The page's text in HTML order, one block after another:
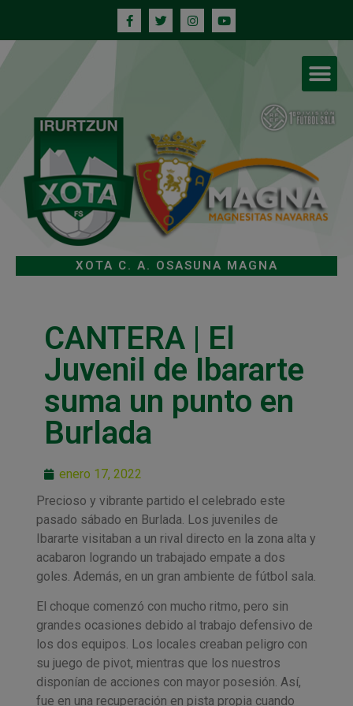
XOTA C. A. OSASUNA MAGNA
CANTERA | El
Juvenil de Ibararte
suma un punto en
Burlada
enero 17, 2022
Precioso y vibrante partido el celebrado este
pasado sábado en Burlada. Los juveniles de
Ibararte visitaban a un rival directo en la zona alta y
acabaron logrando un trabajado empate a dos
goles. Además, en un gran ambiente de fútbol sala.
El choque comenzó con mucho ritmo, pero sin
grandes ocasiones debido al trabajo defensivo de
los dos equipos. Los locales creaban peligro con
su juego de pivot, mientras que los nuestros
disponían de acciones con mayor posesión. Así,
fue en una recuperación en pista propia cuando